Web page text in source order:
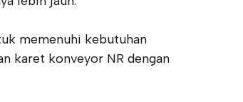
memenuhi kebutuhan
karet konveyor NR dengan